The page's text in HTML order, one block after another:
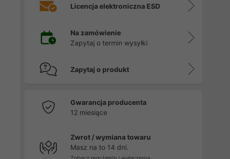
Licencja elektroniczna ESD
Na zamówienie
Zapytaj o termin wysyłki
Zapytaj o produkt
Gwarancja producenta
12 miesiące
Zwrot / wymiana towaru
Masz na to 14 dni.